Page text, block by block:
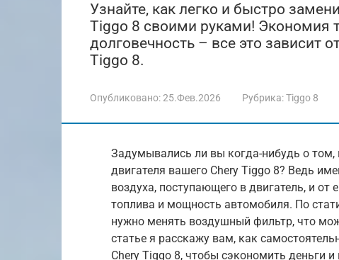
Узнайте, как легко и быстро
Tiggo 8 своими руками! Экономия
долговечность – все это зависит
Tiggo 8.
Опубликовано:25.Фев.2026 Рубрика:Tiggo 8
Задумывались ли вы когда-нибудь о
двигателя вашего Chery Tiggo 8? Ведь
воздуха, поступающего в двигатель, и от
топлива и мощность автомобиля. По
нужно менять воздушный фильтр, что
статье я расскажу вам, как
Chery Tiggo 8, чтобы сэкономить деньги